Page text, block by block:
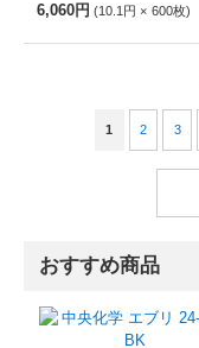
6,060円 10.1円 600枚
1 2 3
おすすめ商品